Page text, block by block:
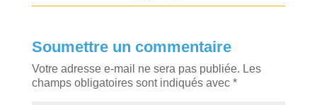
Soumettre un commentaire
Votre adresse e-mail ne sera pas publiée. Les
champs obligatoires sont indiqués avec *